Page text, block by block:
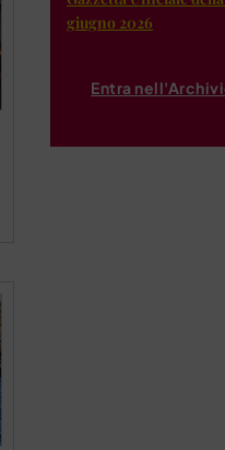
giugno 2026
Entra